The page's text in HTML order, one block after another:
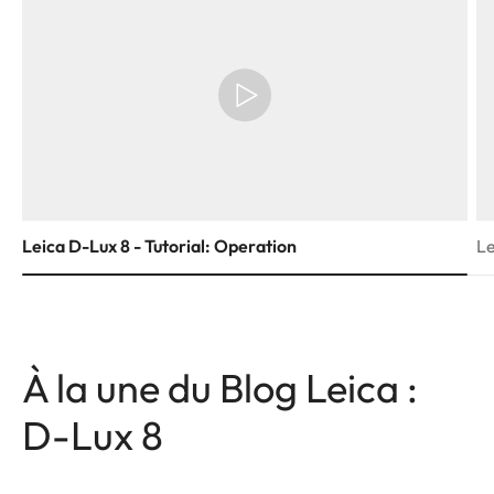
Leica D-Lux 8 - Tutorial: Operation
À la une du Blog Leica :
D-Lux 8